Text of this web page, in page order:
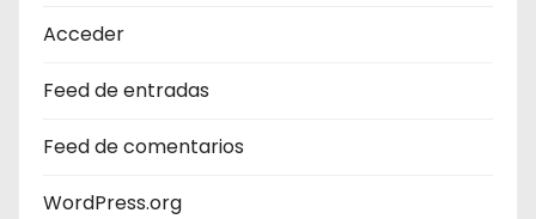
Acceder
Feed de entradas
Feed de comentarios
WordPress.org